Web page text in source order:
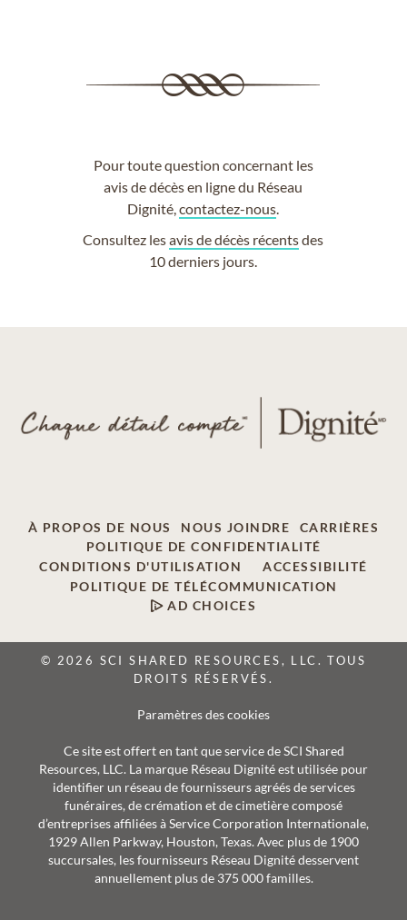
Pour toute question concernant les
avis de décès en ligne du Réseau
Dignité,contactez-nous
Consultez lesavis de décès récentsdes
10 derniers jours.
À PROPOS DE NOUS NOUS JOINDRE
CARRIÈRES
POLITIQUE DE CONFIDENTIALITÉ
CONDITIONS D'UTILISATION
ACCESSIBILITÉ
POLITIQUE DE TÉLÉCOMMUNICATION
AD CHOICES
© 2026 SCI SHARED RESOURCES, LLC. TOUS
DROITS RÉSERVÉS.
Paramètres des cookies
Ce site est offert en tant que service de SCI Shared
Resources, LLC. La marque Réseau Dignité est utilisée pour
identifier un réseau de fournisseurs agréés de services
funéraires, de crémation et de cimetière composé
d’entreprises affiliées à Service Corporation Internationale,
1929 Allen Parkway, Houston, Texas. Avec plus de 1900
succursales, les fournisseurs Réseau Dignité desservent
annuellement plus de 375 000 familles.